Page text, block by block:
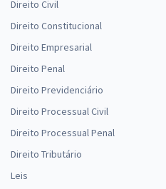
Direito Civil
Direito Constitucional
Direito Empresarial
Direito Penal
Direito Previdenciário
Direito Processual Civil
Direito Processual Penal
Direito Tributário
Leis